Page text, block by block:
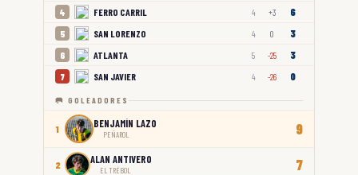
4 FERRO CARRIL 4 +3 6
5 SAN LORENZO 4 0 3
6 ATLANTA 5 -25 3
7 SAN JAVIER 4 -26 0
🥅 GOLEADORES
1 BENJAMÍN LAZO
PEÑAROL 9
2 ALAN ANTIVERO
EL TRÉBOL 7